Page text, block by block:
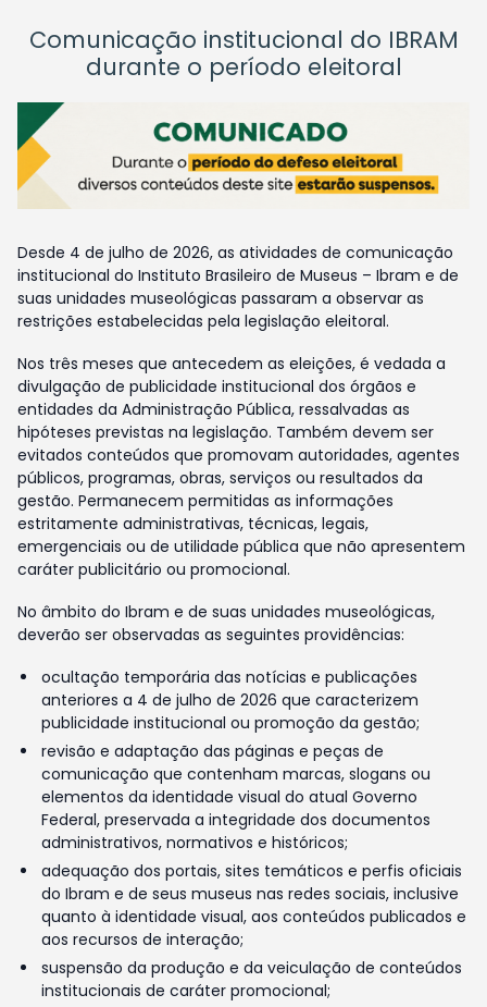
Comunicação institucional do IBRAM
durante o período eleitoral
Desde 4 de julho de 2026, as atividades de comunicação
institucional do Instituto Brasileiro de Museus – Ibram e de
suas unidades museológicas passaram a observar as
restrições estabelecidas pela legislação eleitoral.
Nos três meses que antecedem as eleições, é vedada a
divulgação de publicidade institucional dos órgãos e
entidades da Administração Pública, ressalvadas as
hipóteses previstas na legislação. Também devem ser
evitados conteúdos que promovam autoridades, agentes
públicos, programas, obras, serviços ou resultados da
gestão. Permanecem permitidas as informações
estritamente administrativas, técnicas, legais,
emergenciais ou de utilidade pública que não apresentem
caráter publicitário ou promocional.
No âmbito do Ibram e de suas unidades museológicas,
deverão ser observadas as seguintes providências:
ocultação temporária das notícias e publicações
anteriores a 4 de julho de 2026 que caracterizem
publicidade institucional ou promoção da gestão;
revisão e adaptação das páginas e peças de
comunicação que contenham marcas, slogans ou
elementos da identidade visual do atual Governo
Federal, preservada a integridade dos documentos
administrativos, normativos e históricos;
adequação dos portais, sites temáticos e perfis oficiais
do Ibram e de seus museus nas redes sociais, inclusive
quanto à identidade visual, aos conteúdos publicados e
aos recursos de interação;
suspensão da produção e da veiculação de conteúdos
institucionais de caráter promocional;